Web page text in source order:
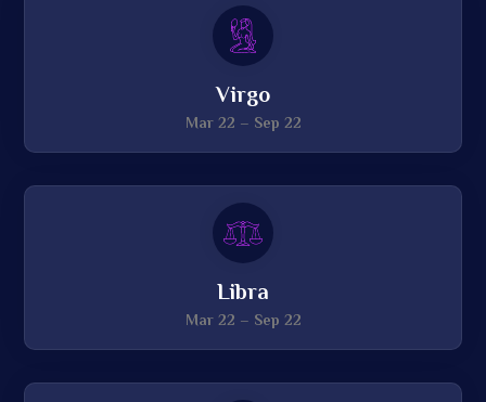
Virgo
Mar 22 – Sep 22
Libra
Mar 22 – Sep 22